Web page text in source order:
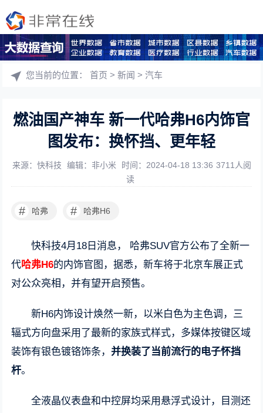
您当前的位置：首页 >新闻 >汽车
燃油国产神车 新一代哈弗H6内饰官
图发布：换怀挡、更年轻
来源：快科技 编辑：非小米 时间：2024-04-18 13:36 3711人阅
读
# 哈弗 # 哈弗H6
快科技4月18日消息， 哈弗SUV官方公布了全新一
代哈弗H6的内饰官图，据悉，新车将于北京车展正式
对公众亮相，并有望开启预售。
新H6内饰设计焕然一新，以米白色为主色调，三
辐式方向盘采用了最新的家族式样式，多媒体按键区域
装饰有银色镀铬饰条，并换装了当前流行的电子怀挡
杆。
全液晶仪表盘和中控屏均采用悬浮式设计，目测还